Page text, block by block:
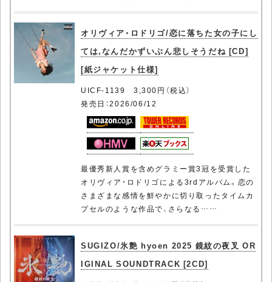
オリヴィア・ロドリゴ/恋に落ちた女の子にし
ては,なんだかずいぶん悲しそうだね [CD]
[紙ジャケット仕様]
UICF-1139 3,300円（税込）
発売日：2026/06/12
最優秀新人賞を含めグラミー賞3冠を受賞した
オリヴィア・ロドリゴによる3rdアルバム。恋の
さまざまな感情を鮮やかに切り取ったタイムカ
プセルのような作品で、さらなる……
SUGIZO/氷艶 hyoen 2025 鏡紋の夜叉 OR
IGINAL SOUNDTRACK [2CD]